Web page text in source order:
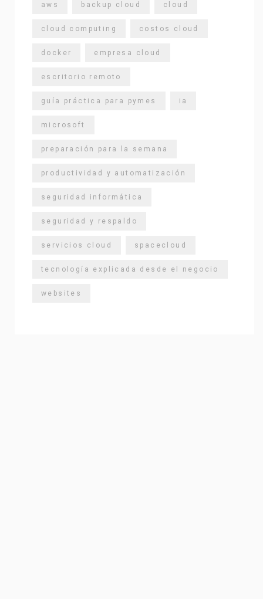
aws backup cloud cloud
cloud computing costos cloud
docker empresa cloud
escritorio remoto
guía práctica para pymes ia
microsoft
preparación para la semana
productividad y automatización
seguridad informática
seguridad y respaldo
servicios cloud spacecloud
tecnología explicada desde el negocio
websites